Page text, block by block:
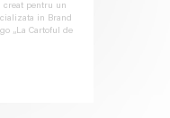
creat pentru un
in Brand
„La Cartoful de